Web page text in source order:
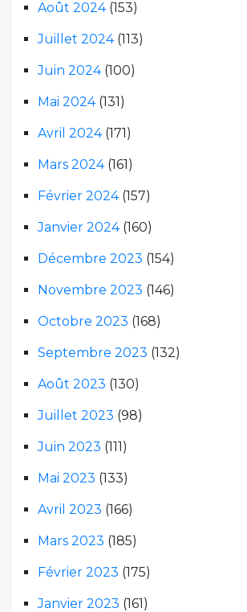
Août 2024(153)
Juillet 2024(113)
Juin 2024(100)
Mai 2024(131)
Avril 2024(171)
Mars 2024(161)
Février 2024(157)
Janvier 2024(160)
Décembre 2023 (154)
Novembre 2023 (146)
Octobre 2023 (168)
Septembre 2023 (132)
Août 2023 (130)
Juillet 2023 (98)
Juin 2023 (111)
Mai 2023 (133)
Avril 2023 (166)
Mars 2023 (185)
Février 2023 (175)
Janvier 2023 (161)